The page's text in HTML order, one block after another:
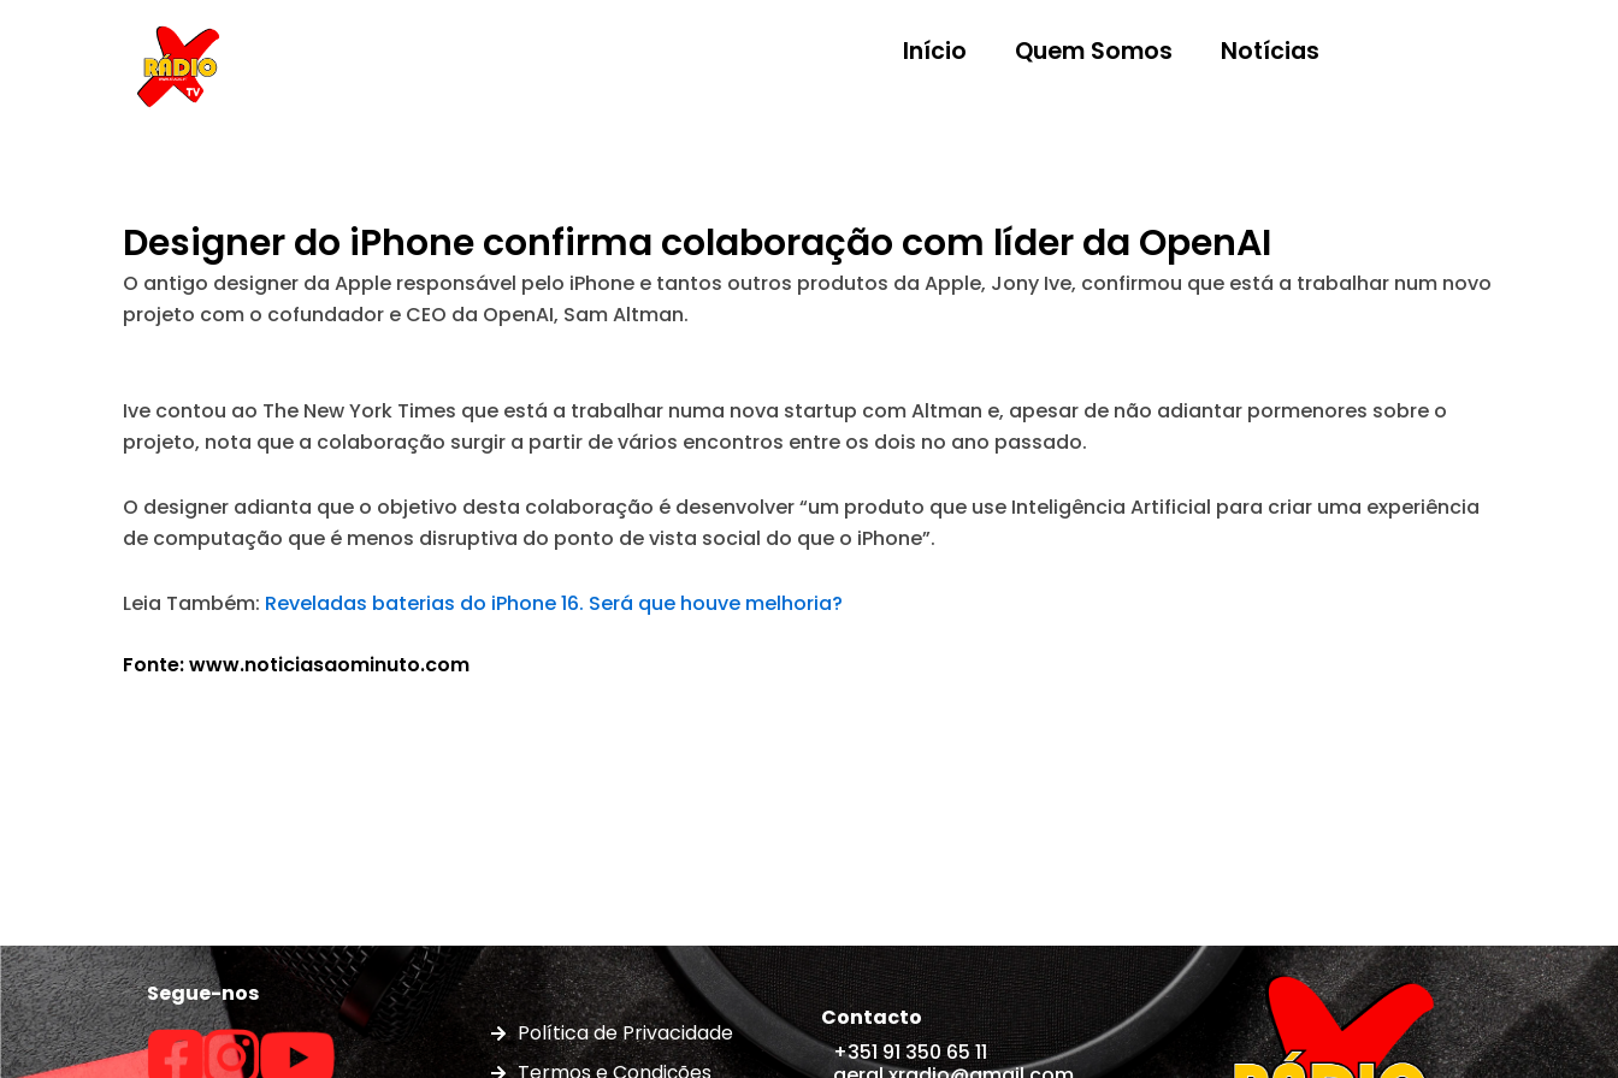
Início Quem Somos Notícias
Designer do iPhone confirma colaboração com líder da OpenAI
O antigo designer da Apple responsável pelo iPhone e tantos outros produtos da Apple, Jony Ive, confirmou que está a trabalhar num novo
projeto com o cofundador e CEO da OpenAI, Sam Altman.
Ive contou ao The New York Times que está a trabalhar numa nova startup com Altman e, apesar de não adiantar pormenores sobre o
projeto, nota que a colaboração surgir a partir de vários encontros entre os dois no ano passado.
O designer adianta que o objetivo desta colaboração é desenvolver “um produto que use Inteligência Artificial para criar uma experiência
de computação que é menos disruptiva do ponto de vista social do que o iPhone”.
Leia Também: Reveladas baterias do iPhone 16. Será que houve melhoria?
Fonte: www.noticiasaominuto.com
Segue-nos
Política de Privacidade
Contacto
+351 91 350 65 11